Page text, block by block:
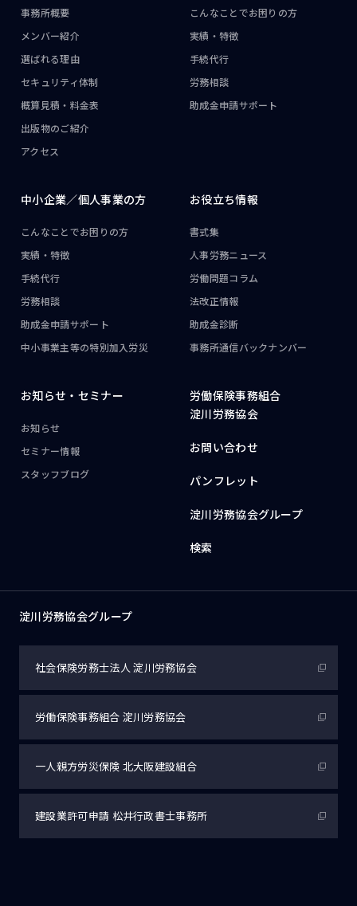
事務所概要
メンバー紹介
選ばれる理由
セキュリティ体制
概算見積・料金表
出版物のご紹介
アクセス
こんなことでお困りの方
実績・特徴
手続代行
労務相談
助成金申請サポート
中小企業／個人事業の方
こんなことでお困りの方
実績・特徴
手続代行
労務相談
助成金申請サポート
中小事業主等の特別加入労災
お役立ち情報
書式集
人事労務ニュース
労働問題コラム
法改正情報
助成金診断
事務所通信バックナンバー
お知らせ・ セミナー
お知らせ
セミナー情報
スタッフブログ
労働保険事務組合
淀川労務協会
お問い合わせ
パンフレット
淀川労務協会グループ
検索
淀川労務協会グループ
社会保険労務士法人淀川労務協会
労働保険事務組合 淀川労務協会
一人親方労災保険 北大阪建設組合
建設業許可申請 松井行政書士事務所